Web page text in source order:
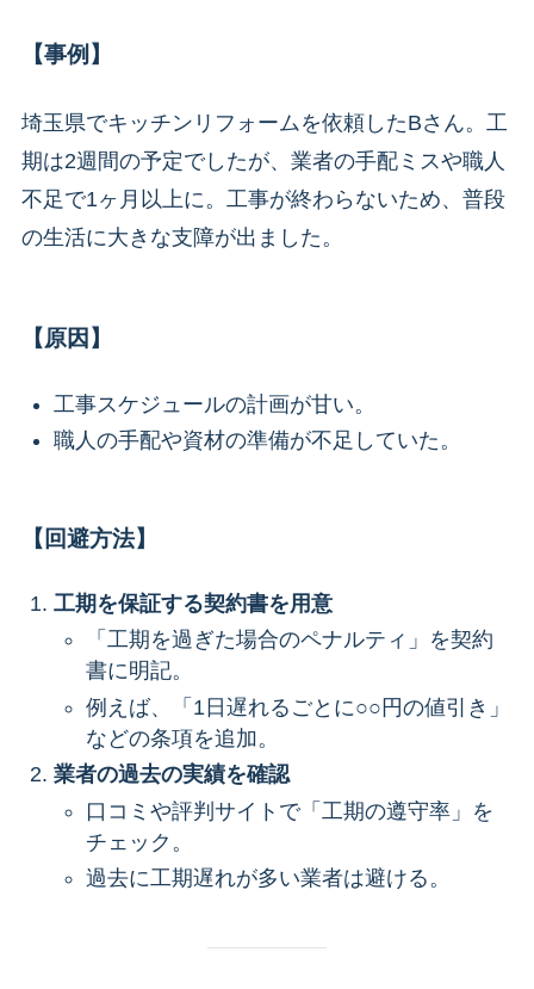
【事例】
埼玉県でキッチンリフォームを依頼したBさん。工
期は2週間の予定でしたが、業者の手配ミスや職人
不足で1ヶ月以上に。工事が終わらないため、普段
の生活に大きな支障が出ました。
【原因】
工事スケジュールの計画が甘い。
職人の手配や資材の準備が不足していた。
【回避方法】
工期を保証する契約書を用意
「工期を過ぎた場合のペナルティ」を契約
書に明記。
例えば、「1日遅れるごとに○○円の値引き」
などの条項を追加。
業者の過去の実績を確認
口コミや評判サイトで「工期の遵守率」を
チェック。
過去に工期遅れが多い業者は避ける。